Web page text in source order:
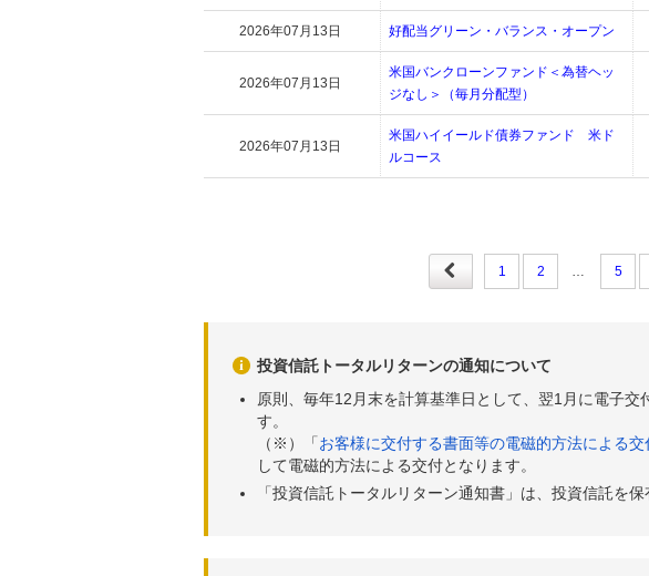
2026年07月13日 好配当グリーン・バランス・オープン
2026年07月13日
米国バンクローンファンド＜為替ヘッ
ジなし＞（毎月分配型）
2026年07月13日
米国ハイイールド債券ファンド 米ド
ルコース
1 2 … 5
投資信託トータルリターンの通知について
原則、毎年12月末を計算基準日として、翌1月に電子
す。
（※）「お客様に交付する書面等の電磁的方法による
して電磁的方法による交付となります。
「投資信託トータルリターン通知書」は、投資信託を